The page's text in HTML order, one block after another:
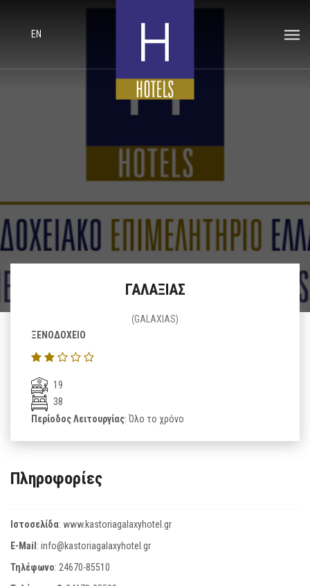
EN
ΓΑΛΑΞΙΑΣ
(GALAXIAS)
ΞΕΝΟΔΟΧΕΙΟ
19
38
Περίοδος Λειτουργίας: Όλο το χρόνο
Πληροφορίες
Ιστοσελίδα: www.kastoriagalaxyhotel.gr
E-Mail: info@kastoriagalaxyhotel.gr
Τηλέφωνο: 24670-85510